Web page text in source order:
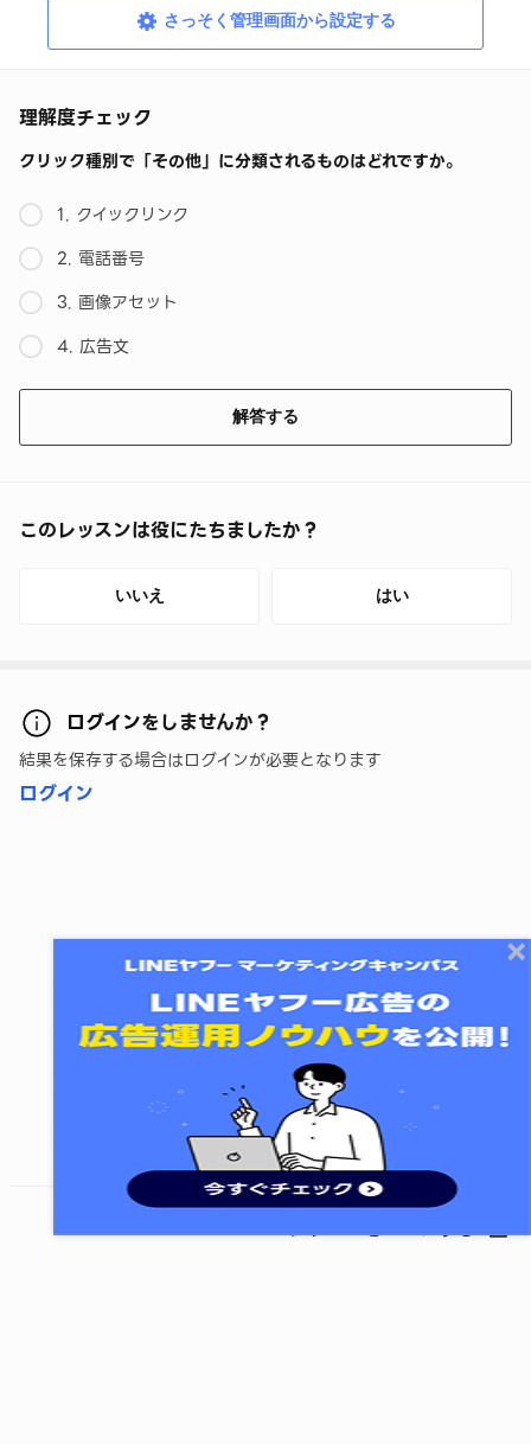
さっそく管理画面から設定する
理解度チェック
クリック種別で「その他」に分類されるものはどれですか。
1. クイックリンク
2. 電話番号
3. 画像アセット
4. 広告文
解答する
このレッスンは役にたちましたか？
いいえ はい
ログインをしませんか？
結果を保存する場合はログインが必要となります
ログイン
レッスンをシェアする